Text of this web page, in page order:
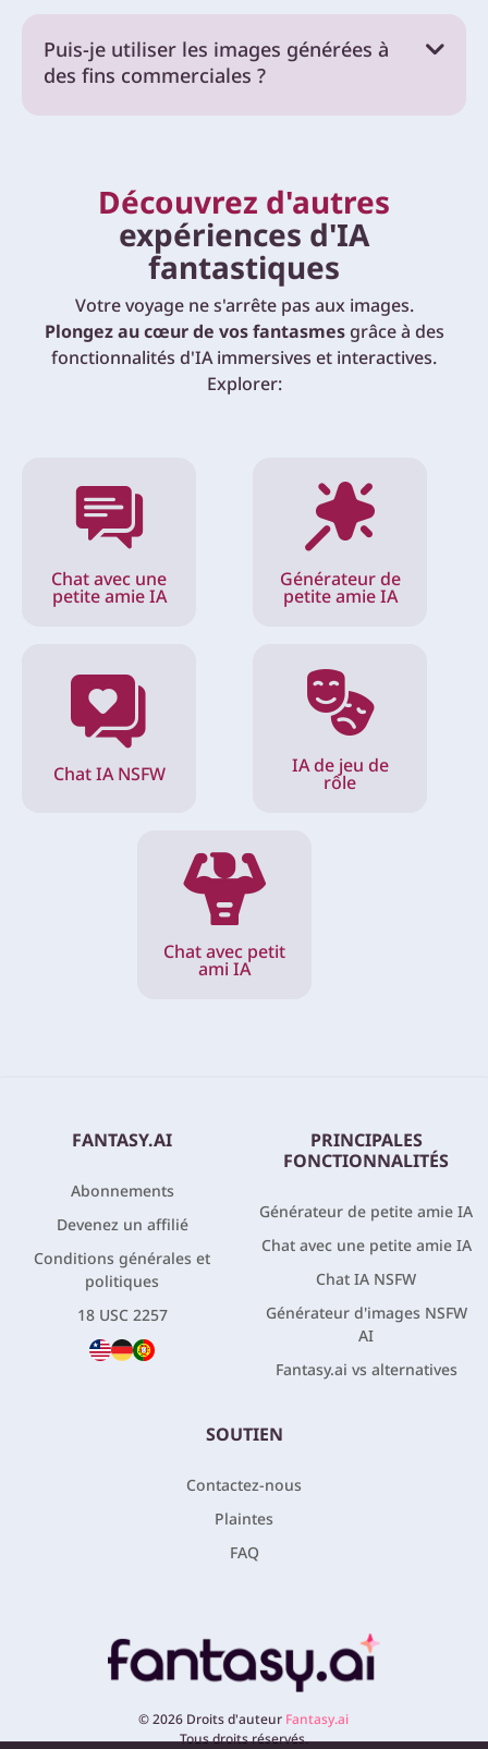
Puis-je utiliser les images générées à
des fins commerciales ?
Découvrez d'autres
expériences d'IA
fantastiques
Votre voyage ne s'arrête pas aux images.
Plongez au cœur de vos fantasmesgrâce à des
fonctionnalités d'IA immersives et interactives.
Explorer:
Chat avec une
petite amie IA
Générateur de
petite amie IA
Chat IA NSFW IA de jeu de
rôle
Chat avec petit
ami IA
FANTASY.AI
Abonnements
Devenez un affilié
Conditions générales et
politiques
18 USC 2257
PRINCIPALES
FONCTIONNALITÉS
Générateur de petite amie IA
Chat avec une petite amie IA
Chat IA NSFW
Générateur d'images NSFW
AI
Fantasy.ai vs alternatives
SOUTIEN
Contactez-nous
Plaintes
FAQ
©2026 Droits d'auteur Fantasy.ai
Tous droits réservés.